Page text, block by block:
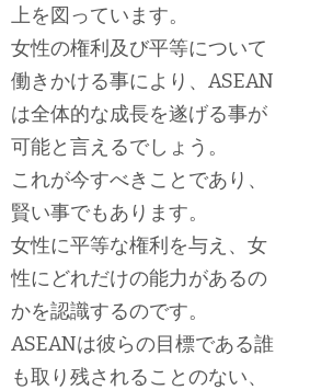
上を図っています。
女性の権利及び平等について
働きかける事により、ASEAN
は全体的な成長を遂げる事が
可能と言えるでしょう。
これが今すべきことであり、
賢い事でもあります。
女性に平等な権利を与え、女
性にどれだけの能力があるの
かを認識するのです。
ASEANは彼らの目標である誰
も取り残されることのない、